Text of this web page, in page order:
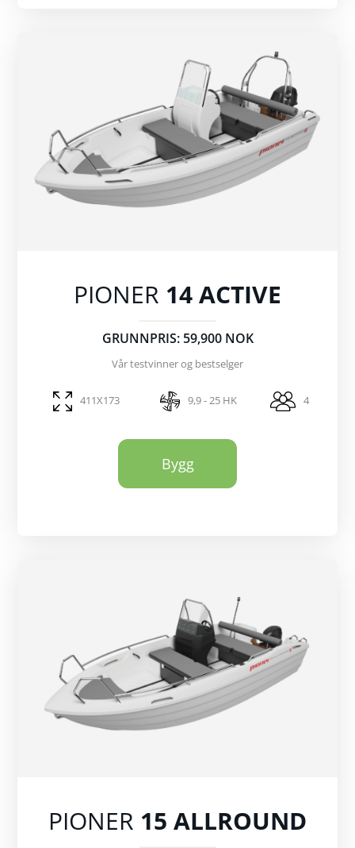
PIONER 14 ACTIVE
GRUNNPRIS: 59,900 NOK
Vår testvinner og bestselger
411X173 9,9 - 25 HK 4
Bygg
PIONER 15 ALLROUND